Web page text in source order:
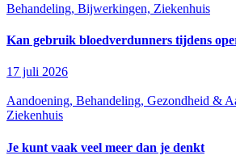
Behandeling, Bijwerkingen, Ziekenhuis
Kan gebruik bloedverdunners tijdens
17 juli 2026
Aandoening, Behandeling, Gezondheid &
Ziekenhuis
Je kunt vaak veel meer dan je denkt